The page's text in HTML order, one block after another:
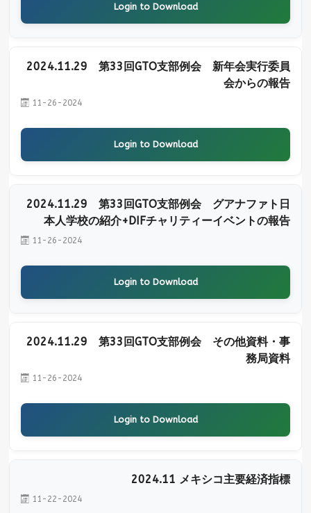
Login to Download
2024.11.29 第33回GTO支部例会 新年会実行委員
会からの報告
11-26-2024
Login to Download
2024.11.29 第33回GTO支部例会 グアナファト日
本人学校の紹介+DIFチャリティーイベントの報告
11-26-2024
Login to Download
2024.11.29 第33回GTO支部例会 その他資料・事
務局資料
11-26-2024
Login to Download
2024.11 メキシコ主要経済指標
11-22-2024